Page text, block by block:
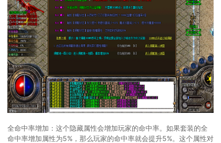
全命中率增加：这个隐藏属性会增加玩家的命中率。如果套装的全
命中率增加属性为5%，那么玩家的命中率就会提升5%。这个属性对